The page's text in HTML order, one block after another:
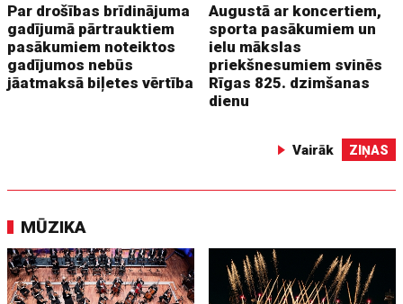
Par drošības brīdinājuma
gadījumā pārtrauktiem
pasākumiem noteiktos
gadījumos nebūs
jāatmaksā biļetes vērtība
Augustā ar koncertiem,
sporta pasākumiem un
ielu mākslas
priekšnesumiem svinēs
Rīgas 825. dzimšanas
dienu
Vairāk ZIŅAS
MŪZIKA